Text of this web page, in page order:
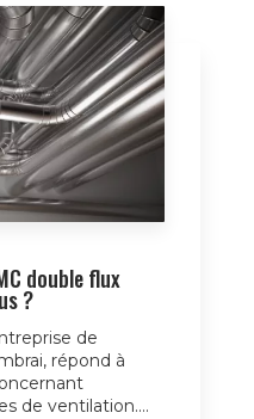
double flux
?
de
répond à
de ventilation....